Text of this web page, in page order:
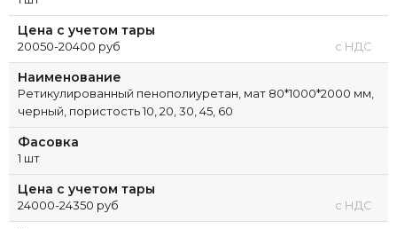
Цена с учетом тары
20050-20400 руб с НДС
Наименование
Ретикулированный пенополиуретан, мат 80*1000*2000 мм,
черный, пористость 10, 20, 30, 45, 60
Фасовка
1 шт
Цена с учетом тары
24000-24350 руб с НДС